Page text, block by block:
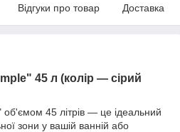
Відгуки про товар Доставка
45 л (колір — сірий
45 літрів — це ідеальний
зони у вашій ванній або